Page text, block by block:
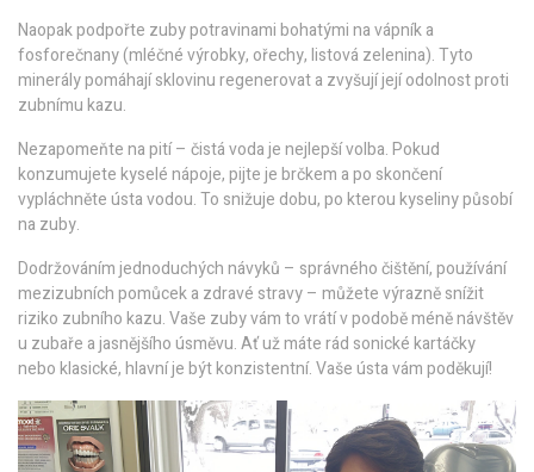
Naopak podpořte zuby potravinami bohatými na vápník a
fosforečnany (mléčné výrobky, ořechy, listová zelenina). Tyto
minerály pomáhají sklovinu regenerovat a zvyšují její odolnost proti
zubnímu kazu.
Nezapomeňte na pití – čistá voda je nejlepší volba. Pokud
konzumujete kyselé nápoje, pijte je brčkem a po skončení
vypláchněte ústa vodou. To snižuje dobu, po kterou kyseliny působí
na zuby.
Dodržováním jednoduchých návyků – správného čištění, používání
mezizubních pomůcek a zdravé stravy – můžete výrazně snížit
riziko zubního kazu. Vaše zuby vám to vrátí v podobě méně návštěv
u zubaře a jasnějšího úsměvu. Ať už máte rád sonické kartáčky
nebo klasické, hlavní je být konzistentní. Vaše ústa vám poděkují!